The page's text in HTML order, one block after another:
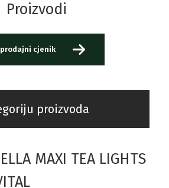
Proizvodi
cjenik
proizvoda
MAXI TEA LIGHTS